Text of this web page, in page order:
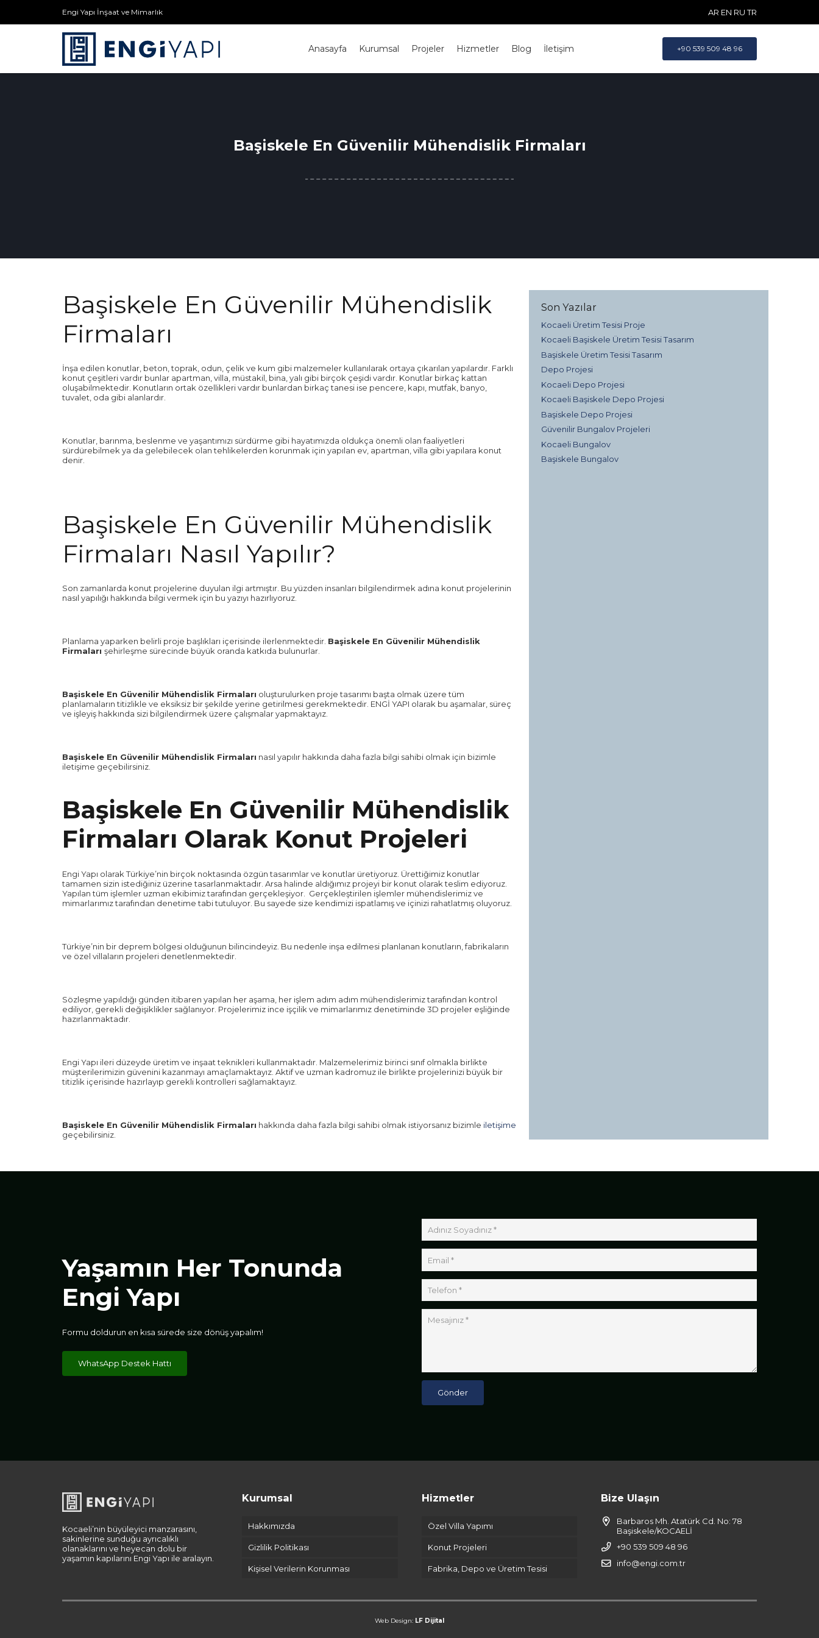
Engi Yapı İnşaat ve Mimarlık AR EN RU TR
Anasayfa Kurumsal Projeler Hizmetler Blog İletişim +90 539 509 48 96
Başiskele En Güvenilir Mühendislik Firmaları
Başiskele En Güvenilir Mühendislik
Firmaları
İnşa edilen konutlar, beton, toprak, odun, çelik ve kum gibi malzemeler kullanılarak ortaya çıkarılan yapılardır. Farklı
konut çeşitleri vardır bunlar apartman, villa, müstakil, bina, yalı gibi birçok çeşidi vardır. Konutlar birkaç kattan
oluşabilmektedir. Konutların ortak özellikleri vardır bunlardan birkaç tanesi ise pencere, kapı, mutfak, banyo,
tuvalet, oda gibi alanlardır.
Konutlar, barınma, beslenme ve yaşantımızı sürdürme gibi hayatımızda oldukça önemli olan faaliyetleri
sürdürebilmek ya da gelebilecek olan tehlikelerden korunmak için yapılan ev, apartman, villa gibi yapılara konut
denir.
Başiskele En Güvenilir Mühendislik
Firmaları Nasıl Yapılır?
Son zamanlarda konut projelerine duyulan ilgi artmıştır. Bu yüzden insanları bilgilendirmek adına konut projelerinin
nasıl yapılığı hakkında bilgi vermek için bu yazıyı hazırlıyoruz.
Planlama yaparken belirli proje başlıkları içerisinde ilerlenmektedir. Başiskele En Güvenilir Mühendislik
Firmaları şehirleşme sürecinde büyük oranda katkıda bulunurlar.
Başiskele En Güvenilir Mühendislik Firmaları oluşturulurken proje tasarımı başta olmak üzere tüm
planlamaların titizlikle ve eksiksiz bir şekilde yerine getirilmesi gerekmektedir. ENGİ YAPI olarak bu aşamalar, süreç
ve işleyiş hakkında sizi bilgilendirmek üzere çalışmalar yapmaktayız.
Başiskele En Güvenilir Mühendislik Firmaları nasıl yapılır hakkında daha fazla bilgi sahibi olmak için bizimle
iletişime geçebilirsiniz.
Başiskele En Güvenilir Mühendislik
Firmaları Olarak Konut Projeleri
Engi Yapı olarak Türkiye’nin birçok noktasında özgün tasarımlar ve konutlar üretiyoruz. Ürettiğimiz konutlar
tamamen sizin istediğiniz üzerine tasarlanmaktadır. Arsa halinde aldığımız projeyi bir konut olarak teslim ediyoruz.
Yapılan tüm işlemler uzman ekibimiz tarafından gerçekleşiyor. Gerçekleştirilen işlemler mühendislerimiz ve
mimarlarımız tarafından denetime tabi tutuluyor. Bu sayede size kendimizi ispatlamış ve içinizi rahatlatmış oluyoruz.
Türkiye’nin bir deprem bölgesi olduğunun bilincindeyiz. Bu nedenle inşa edilmesi planlanan konutların, fabrikaların
ve özel villaların projeleri denetlenmektedir.
Sözleşme yapıldığı günden itibaren yapılan her aşama, her işlem adım adım mühendislerimiz tarafından kontrol
ediliyor, gerekli değişiklikler sağlanıyor. Projelerimiz ince işçilik ve mimarlarımız denetiminde 3D projeler eşliğinde
hazırlanmaktadır.
Engi Yapı ileri düzeyde üretim ve inşaat teknikleri kullanmaktadır. Malzemelerimiz birinci sınıf olmakla birlikte
müşterilerimizin güvenini kazanmayı amaçlamaktayız. Aktif ve uzman kadromuz ile birlikte projelerinizi büyük bir
titizlik içerisinde hazırlayıp gerekli kontrolleri sağlamaktayız.
Başiskele En Güvenilir Mühendislik Firmaları hakkında daha fazla bilgi sahibi olmak istiyorsanız bizimle iletişime
geçebilirsiniz.
Son Yazılar
Kocaeli Üretim Tesisi Proje
Kocaeli Başiskele Üretim Tesisi Tasarım
Başiskele Üretim Tesisi Tasarım
Depo Projesi
Kocaeli Depo Projesi
Kocaeli Başiskele Depo Projesi
Başiskele Depo Projesi
Güvenilir Bungalov Projeleri
Kocaeli Bungalov
Başiskele Bungalov
Yaşamın Her Tonunda
Engi Yapı
Formu doldurun en kısa sürede size dönüş yapalım!
WhatsApp Destek Hattı
Gönder
Kocaeli’nin büyüleyici manzarasını,
sakinlerine sunduğu ayrıcalıklı
olanaklarını ve heyecan dolu bir
yaşamın kapılarını Engi Yapı ile aralayın.
Kurumsal
Hakkımızda
Gizlilik Politikası
Kişisel Verilerin Korunması
Hizmetler
Özel Villa Yapımı
Konut Projeleri
Fabrika, Depo ve Üretim Tesisi
Bize Ulaşın
Barbaros Mh. Atatürk Cd. No: 78
Başiskele/KOCAELİ
+90 539 509 48 96
info@engi.com.tr
Web Design: LF Dijital